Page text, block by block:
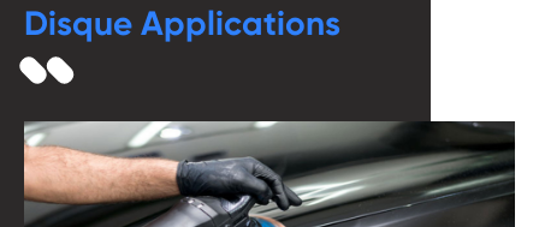
Disque Applications